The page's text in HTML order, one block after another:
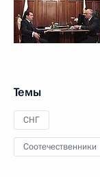
Темы
СНГ
Соотечественники